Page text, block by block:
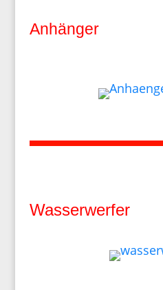
Anhänger
Wasserwerfer